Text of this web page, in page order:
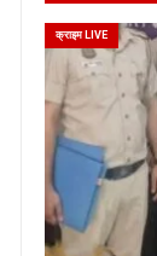
क्राइम LIVE